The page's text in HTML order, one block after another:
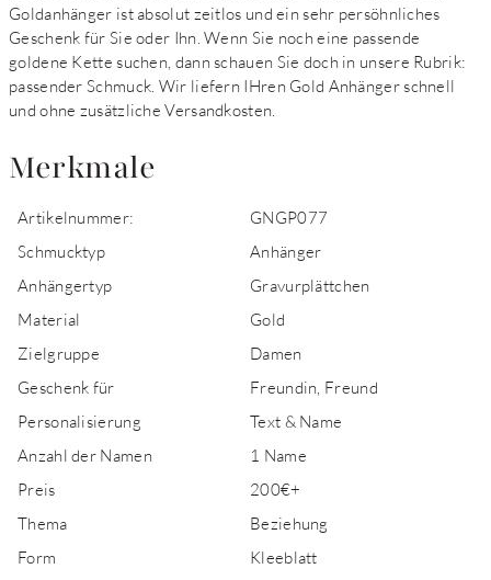
Goldanhänger ist absolut zeitlos und ein sehr persöhnliches
Geschenk für Sie oder Ihn. Wenn Sie noch eine passende
goldene Kette suchen, dann schauen Sie doch in unsere Rubrik:
passender Schmuck. Wir liefern IHren Gold Anhänger schnell
und ohne zusätzliche Versandkosten.
Merkmale
Artikelnummer:
GNGP077
Schmucktyp
Anhänger
Anhängertyp
Gravurplättchen
Material
Gold
Zielgruppe
Damen
Geschenk für
Freundin, Freund
Personalisierung
Text & Name
Anzahl der Namen
1 Name
Preis
200€+
Thema
Beziehung
Form
Kleeblatt